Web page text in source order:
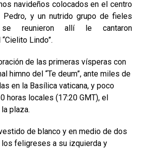
navideños colocados en el centro
y un nutrido grupo de fieles
reunieron allí le cantaron
Lindo”.
de las primeras vísperas con
himno del “Te deum”, ante miles de
en la Basílica vaticana, y poco
horas locales (17:20 GMT), el
plaza.
de blanco y en medio de dos
feligreses a su izquierda y